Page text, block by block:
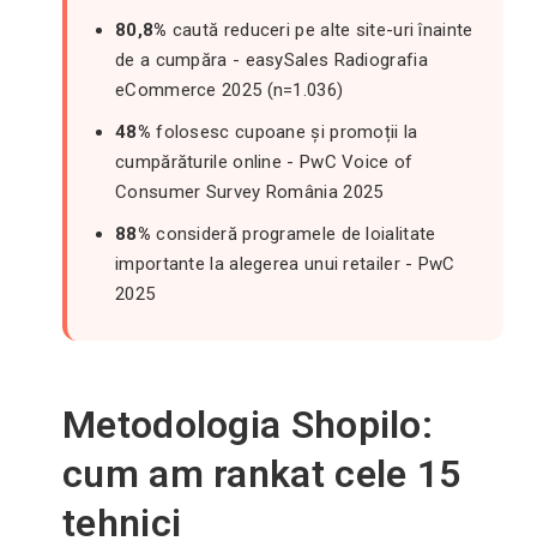
80,8% caută reduceri pe alte site-uri înainte
de a cumpăra - easySales Radiografia
eCommerce 2025 (n=1.036)
48% folosesc cupoane și promoții la
cumpărăturile online - PwC Voice of
Consumer Survey România 2025
88% consideră programele de loialitate
importante la alegerea unui retailer - PwC
2025
Metodologia Shopilo:
cum am rankat cele 15
tehnici